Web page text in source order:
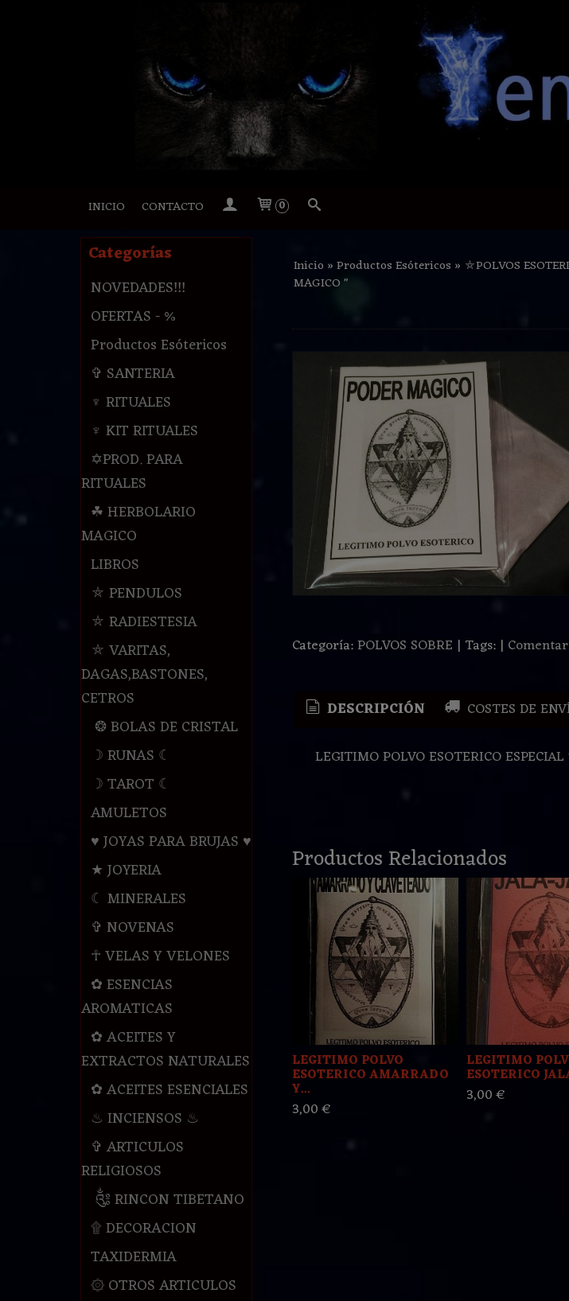
INICIO CONTACTO 0
Categorías
NOVEDADES!!!
OFERTAS - %
Productos Esótericos
✞ SANTERIA
♆ RITUALES
♆ KIT RITUALES
✡PROD. PARA
RITUALES
☘ HERBOLARIO
MAGICO
LIBROS
⛤ PENDULOS
⛤ RADIESTESIA
⛤ VARITAS,
DAGAS,BASTONES,
CETROS
❂ BOLAS DE CRISTAL
☽ RUNAS ☾
☽ TAROT ☾
AMULETOS
♥ JOYAS PARA BRUJAS ♥
★ JOYERIA
☾ MINERALES
✞ NOVENAS
☥ VELAS Y VELONES
✿ ESENCIAS
AROMATICAS
✿ ACEITES Y
EXTRACTOS NATURALES
✿ ACEITES ESENCIALES
♨ INCIENSOS ♨
✞ ARTICULOS
RELIGIOSOS
༃ RINCON TIBETANO
۩ DECORACION
TAXIDERMIA
۞ OTROS ARTICULOS
Inicio »Productos Esótericos » ⛤POLVOS
MAGICO "
Categoría:POLVOS SOBRE | Tags: |
DESCRIPCIÓN COSTES DE
LEGITIMO POLVO ESOTERICO
Productos Relacionados
LEGITIMO POLVO
ESOTERICO AMARRADO
Y...
3,00 €
LEGITIMO
ESOTERICO
3,00 €